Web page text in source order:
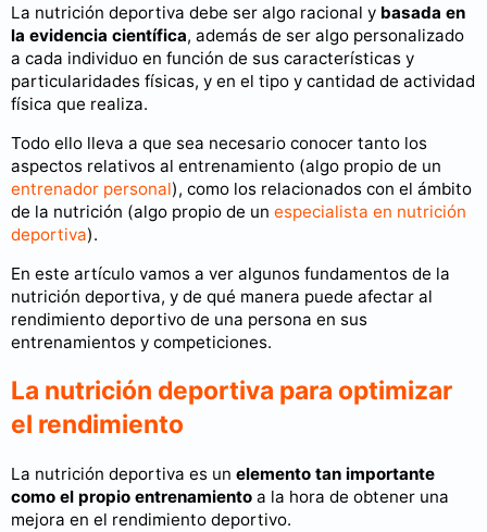
La nutrición deportiva debe ser algo racional y basada en
la evidencia científica, además de ser algo personalizado
a cada individuo en función de sus características y
particularidades físicas, y en el tipo y cantidad de actividad
física que realiza.
Todo ello lleva a que sea necesario conocer tanto los
aspectos relativos al entrenamiento (algo propio de un
entrenador personal), como los relacionados con el ámbito
de la nutrición (algo propio de un especialista en nutrición
deportiva).
En este artículo vamos a ver algunos fundamentos de la
nutrición deportiva, y de qué manera puede afectar al
rendimiento deportivo de una persona en sus
entrenamientos y competiciones.
La nutrición deportiva para optimizar
el rendimiento
La nutrición deportiva es un elemento tan importante
como el propio entrenamiento a la hora de obtener una
mejora en el rendimiento deportivo.